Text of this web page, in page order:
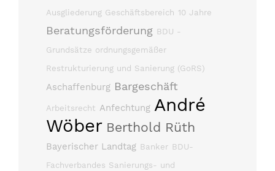
Ausgliederung Geschäftsbereich 10 Jahre
Beratungsförderung BDU -
Grundsätze ordnungsgemäßer
Restrukturierung und Sanierung (GoRS)
Aschaffenburg Bargeschäft
Arbeitsrecht Anfechtung André
Wöber Berthold Rüth
Bayerischer Landtag Banker BDU-
Fachverbandes Sanierungs- und